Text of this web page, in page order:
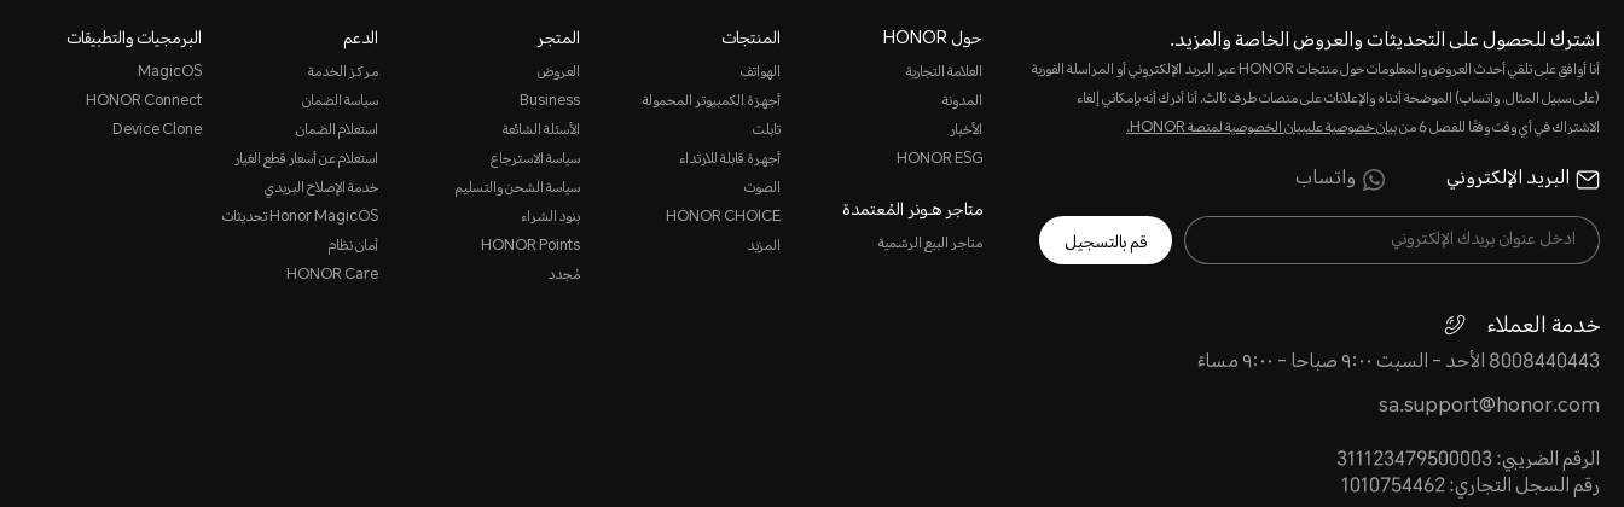
اشترك للحصول على التحديثات والعروض الخاصة والمزيد.
أنا أوافق على تلقي أحدث العروض والمعلومات حول منتجات HONOR عبر البريد الإلكتروني أو المراسلة الفورية
(على سبيل المثال، واتساب) الموضحة أدناه والإعلانات على منصات طرف ثالث. أنا أدرك أنه بإمكاني إلغاء
الاشتراك في أي وقت وفقًا للفصل 6 من
بيان خصوصية علىبيان الخصوصية لمنصة HONOR‬.
البريد الإلكتروني واتساب
قم بالتسجيل
خدمة العملاء
8008440443 الأحد - السبت ٩:٠٠ صباحا - ٩:٠٠ مساءً
sa.support@honor.com
الرقم الضريبي: 311123479500003
رقم السجل التجاري: 1010754462
حول HONOR
العلامة التجارية
المدونة
الأخبار
HONOR ESG
متاجر هـونر المُعتمدة
متاجر البيع الرسّمية
المنتجات
الهواتف
أجهزة الكمبيوتر المحمولة
تابلت
أجهرة قابلة للارتداء
الصوت
HONOR CHOICE
المزيد
المتجر
العروض
Business
الأسئلة الشائعة
سياسة الاسترجاع
سياسة الشحن والتسليم
بنود الشراء
HONOR Points
مُجدد
الدعم
مركز الخدمة
سياسة الضمان
استعلام الضمان
استعلام عن أسعار قطع الغيار
خدمة الإصلاح البريدي
Honor MagicOS تحديثات
أمان نظام
HONOR Care
البرمجيات والتطبيقات
MagicOS
HONOR Connect
Device Clone